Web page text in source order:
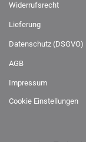
Widerrufsrecht
Lieferung
Datenschutz (DSGVO)
AGB
Impressum
Cookie Einstellungen